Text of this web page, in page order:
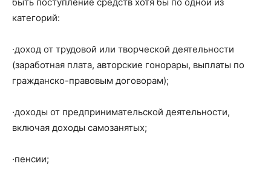
категорий:
·доход от трудовой или творческой деятельности
(заработная плата, авторские гонорары, выплаты по
гражданско-правовым договорам);
·доходы от предпринимательской деятельности,
включая доходы самозанятых;
·пенсии;